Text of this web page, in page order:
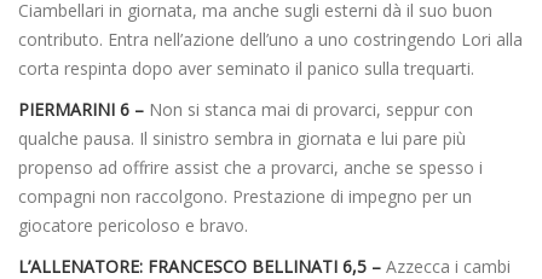
Ciambellari in giornata, ma anche sugli esterni dà il suo buon
contributo. Entra nell’azione dell’uno a uno costringendo Lori alla
corta respinta dopo aver seminato il panico sulla trequarti.
PIERMARINI 6 – Non si stanca mai di provarci, seppur con
qualche pausa. Il sinistro sembra in giornata e lui pare più
propenso ad offrire assist che a provarci, anche se spesso i
compagni non raccolgono. Prestazione di impegno per un
giocatore pericoloso e bravo.
L’ALLENATORE: FRANCESCO BELLINATI 6,5 – Azzecca i cambi